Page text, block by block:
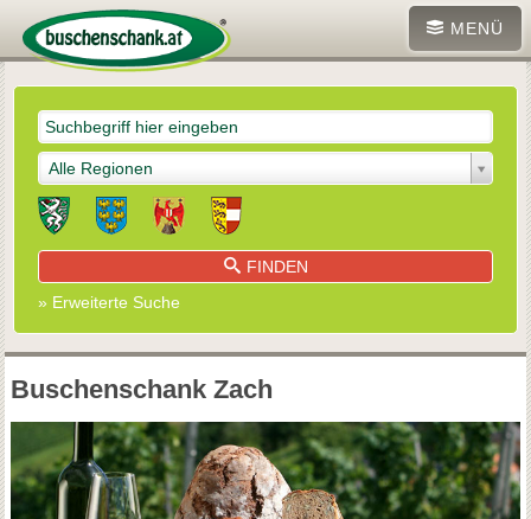
MENÜ
Alle Regionen
FINDEN
» Erweiterte Suche
Buschenschank Zach